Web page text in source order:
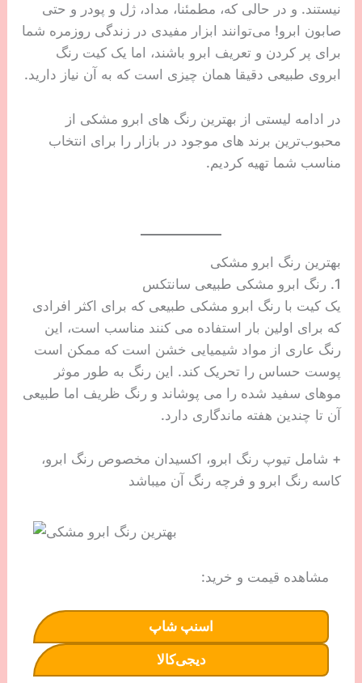
نیستند. و در حالی که، مطمئنا، مداد، ژل و پودر و حتی
صابون ابرو! می‌توانند ابزار مفیدی در زندگی روزمره شما
برای پر کردن و تعریف ابرو باشند، اما یک کیت رنگ
ابروی طبیعی دقیقا همان چیزی است که به آن نیاز دارید.
در ادامه لیستی از بهترین رنگ های ابرو مشکی از
محبوب‌ترین برند های موجود در بازار را برای انتخاب
مناسب شما تهیه کردیم.
بهترین رنگ ابرو مشکی
1. رنگ ابرو مشکی طبیعی سانتکس
یک کیت با رنگ ابرو مشکی طبیعی که برای اکثر افرادی
که برای اولین بار استفاده می کنند مناسب است، این
رنگ عاری از مواد شیمیایی خشن است که ممکن است
پوست حساس را تحریک کند. این رنگ به طور موثر
موهای سفید شده را می پوشاند و رنگ ظریف اما طبیعی
آن تا چندین هفته ماندگاری دارد.
+ شامل تیوپ رنگ ابرو، اکسیدان مخصوص رنگ ابرو،
کاسه رنگ ابرو و فرچه رنگ آن میباشد
مشاهده قیمت و خرید:
اسنپ شاپ
دیجی‌کالا